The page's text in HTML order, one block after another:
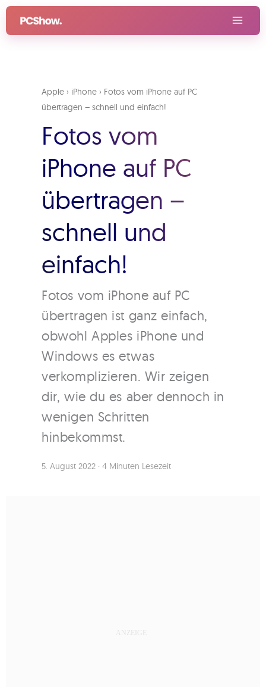
Zum
Inhalt
Apple › iPhone › Fotos vom iPhone auf PC
übertragen – schnell und einfach!
Fotos vom
iPhone auf PC
übertragen –
schnell und
einfach!
Fotos vom iPhone auf PC
übertragen ist ganz einfach,
obwohl Apples iPhone und
Windows es etwas
verkomplizieren. Wir zeigen
dir, wie du es aber dennoch in
wenigen Schritten
hinbekommst.
5. August 2022 ·4 Minuten Lesezeit